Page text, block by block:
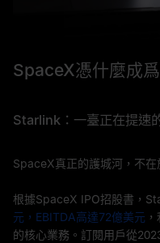
SpaceX憑什麼成
Starlink：一臺正在提速
SpaceX真正的護城河，不
根據SpaceX IPO招股書，
元，EBITDA高達72億美元
的核心業務。訂閱用戶從